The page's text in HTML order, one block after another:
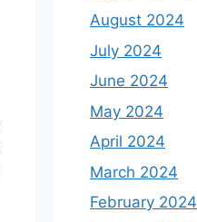
August 2024
July 2024
June 2024
May 2024
April 2024
March 2024
February 2024